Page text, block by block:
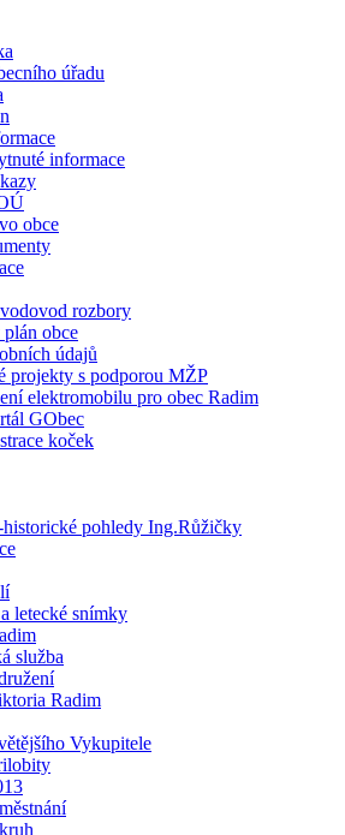
úřadu
informace
obce
rozbory
obce
údajů
projekty s podporou MŽP
elektromobilu pro obec Radim
GObec
koček
historické pohledy Ing.Růžičky
letecké snímky
služba
Radim
Vykupitele